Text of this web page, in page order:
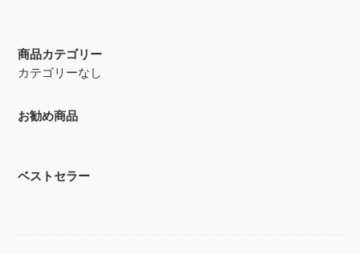
商品カテゴリー
カテゴリーなし
お勧め商品
ベストセラー